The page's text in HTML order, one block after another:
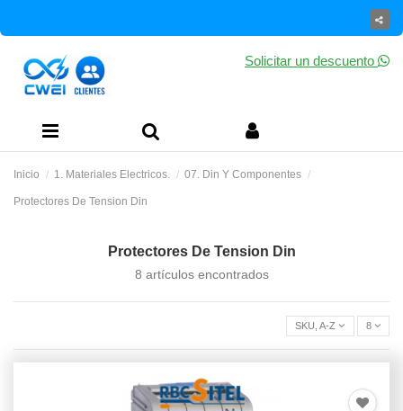
Solicitar un descuento
Inicio 1. Materiales Electricos. 07. Din Y Componentes
Protectores De Tension Din
Protectores De Tension Din
8 artículos encontrados
SKU,